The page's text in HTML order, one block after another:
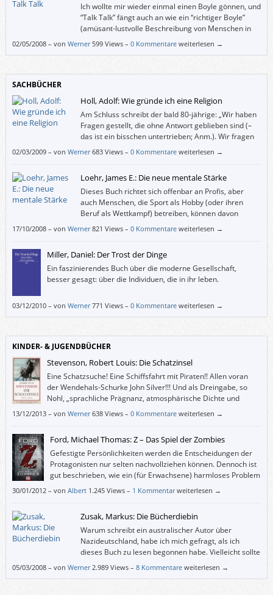
Ich wollte mir wieder einmal einen Boyle gönnen, und
“Talk Talk” fängt auch an wie ein “richtiger Boyle”
(amüsant-lustvolle Beschreibung von Menschen in
Extremsituationen), doch bald hatte ich mich dabei
02/05/2008– von Werner 599 Views – 0 Kommentare weiterlesen →
SACHBÜCHER
Holl, Adolf: Wie gründe ich eine Religion
Am Schluss schreibt der bald 80-jährige: „Wir haben
Fragen gestellt, die ohne Antwort geblieben sind (–
das ist ein bisschen untertrieben; Anm.). Wir fragen
weiter.“
02/03/2009– von Werner 683 Views – 0 Kommentare weiterlesen →
Loehr, James E.: Die neue mentale Stärke
Dieses Buch richtet sich offenbar an Profis, aber
auch Menschen, die Sport als Hobby (oder ihren
Beruf als Wettkampf) betreiben, können davon
profitieren.
17/10/2008– von Werner 821 Views – 0 Kommentare weiterlesen →
Miller, Daniel: Der Trost der Dinge
Ein faszinierendes Buch über die moderne Gesellschaft,
besser gesagt: über die Individuen, die in ihr leben.
03/12/2010– von Werner 771 Views – 0 Kommentare weiterlesen →
KINDER- & JUGENDBÜCHER
Stevenson, Robert Louis: Die Schatzinsel
Eine Schatzsuche! Eine Schiffsfahrt mit Piraten!! Allen voran
der Wendehals-Schurke John Silver!!! Und als Dreingabe, so
Nohl, „sprachliche Prägnanz, atmosphärische Dichte und
lebendige Charakterisierung”. Braucht das Leserherz mehr?
13/12/2013– von Werner 638 Views – 0 Kommentare weiterlesen →
Ford, Michael Thomas: Z – Das Spiel der Zombies
Gefestigte Persönlichkeiten werden die Entscheidungen der
Protagonisten nur selten nachvollziehen können. Dennoch ist
gut beschrieben, wie ein (für Erwachsene) harmloses Problem
durch Gruppendruck, Tabletten, Angst vor Eltern und
30/01/2012– von Albert 1.245 Views – 1 Kommentar weiterlesen →
Zusak, Markus: Die Bücherdiebin
Warum schreibt ein australischer Autor über
Nazideutschland, habe ich mich gefragt, als ich
dieses Buch zu lesen begonnen habe. Vielleicht sollte
man also wissen, dass Markus Zusaks Mutter aus
05/03/2008– von Werner 2.989 Views – 8 Kommentare weiterlesen →